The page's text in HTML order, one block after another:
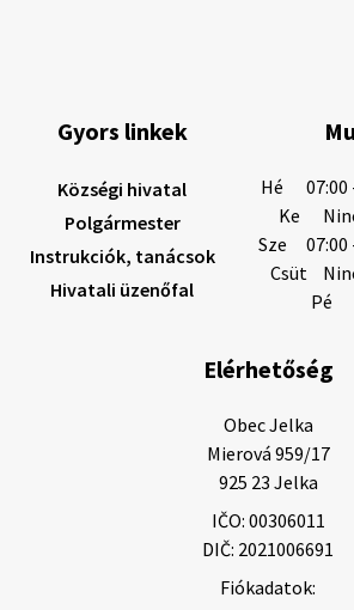
Helyi közlemények:
Gyászhirdetés: 2026.08.05. 1/ Tisztelt
temetési szertartás 2026. augusztus …
5. augusztus 2026 12:59
Helyi közlemények:
Gyors linkek
Községi hivatal
Polgármester
Instrukciók, tanácsok
Hivatali üzenőfal
Hé
07:00
Ke
Sze
07:00
Csüt
Pé
Elérhetőség
Obec Jelka
Mierová 959/17
925 23 Jelka
IČO: 00306011
DIČ: 2021006691
Fiókadatok: